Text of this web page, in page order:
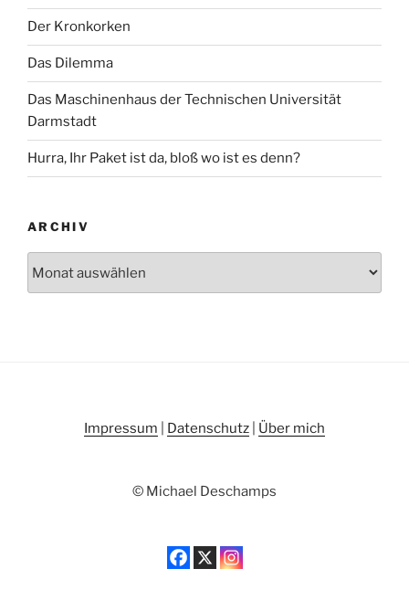
Der Kronkorken
Das Dilemma
Das Maschinenhaus der Technischen Universität
Darmstadt
Hurra, Ihr Paket ist da, bloß wo ist es denn?
ARCHIV
Impressum Datenschutz Über mich
© Michael Deschamps